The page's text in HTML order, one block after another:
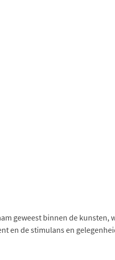
geweest binnen de kunsten,
en de stimulans en